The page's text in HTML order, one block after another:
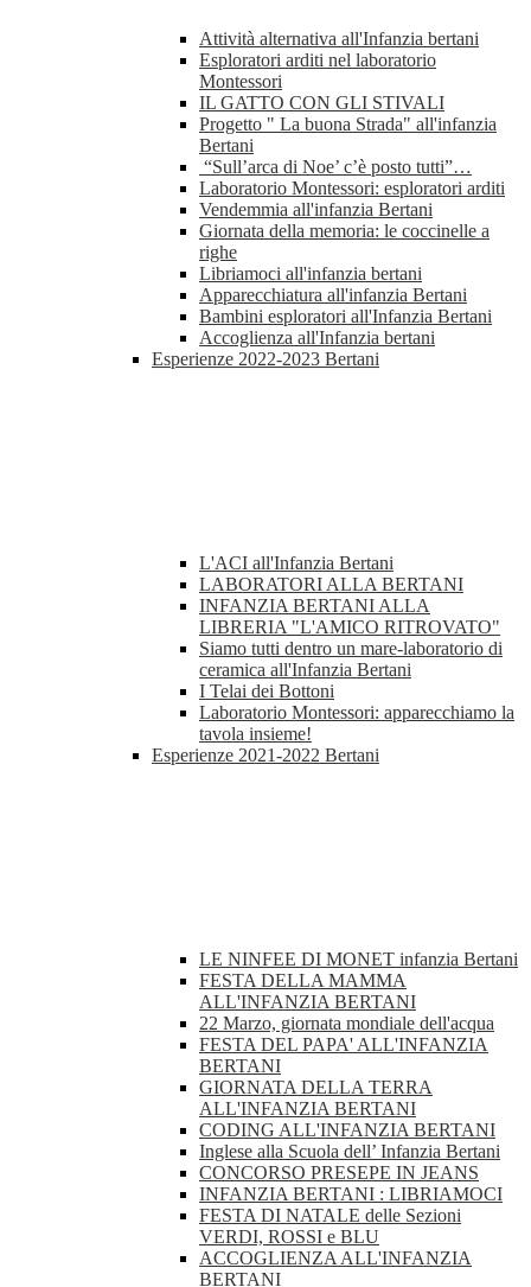
Attività alternativa all'Infanzia bertani
Esploratori arditi nel laboratorio
Montessori
IL GATTO CON GLI STIVALI
Progetto " La buona Strada" all'infanzia
Bertani
“Sull’arca di Noe’ c’è posto tutti”…
Laboratorio Montessori: esploratori arditi
Vendemmia all'infanzia Bertani
Giornata della memoria: le coccinelle a
righe
Libriamoci all'infanzia bertani
Apparecchiatura all'infanzia Bertani
Bambini esploratori all'Infanzia Bertani
Accoglienza all'Infanzia bertani
Esperienze 2022-2023 Bertani
L'ACI all'Infanzia Bertani
LABORATORI ALLA BERTANI
INFANZIA BERTANI ALLA
LIBRERIA "L'AMICO RITROVATO"
Siamo tutti dentro un mare-laboratorio di
ceramica all'Infanzia Bertani
I Telai dei Bottoni
Laboratorio Montessori: apparecchiamo la
tavola insieme!
Esperienze 2021-2022 Bertani
LE NINFEE DI MONET infanzia Bertani
FESTA DELLA MAMMA
ALL'INFANZIA BERTANI
22 Marzo, giornata mondiale dell'acqua
FESTA DEL PAPA' ALL'INFANZIA
BERTANI
GIORNATA DELLA TERRA
ALL'INFANZIA BERTANI
CODING ALL'INFANZIA BERTANI
Inglese alla Scuola dell’ Infanzia Bertani
CONCORSO PRESEPE IN JEANS
INFANZIA BERTANI : LIBRIAMOCI
FESTA DI NATALE delle Sezioni
VERDI, ROSSI e BLU
ACCOGLIENZA ALL'INFANZIA
BERTANI